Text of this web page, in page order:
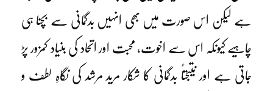
ہے لیکن اس صورت میں بھی انہیں بدگمانی سے بچنا ہی
چاہیے کیونکہ اس سے اخوت، محبت اور اتحاد کی بنیاد کمزور پڑ
جاتی ہے اور نتیجتاً بدگمانی کا شکار مرید مرشد کی نگاہِ لطف و